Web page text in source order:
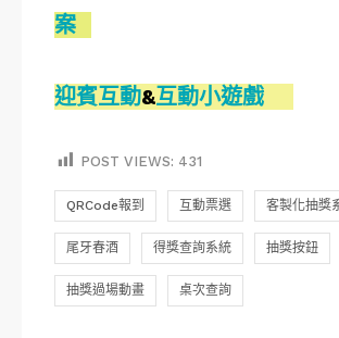
案
迎賓互動&互動小遊戲
POST VIEWS: 431
QRCode報到 互動票選 客製化抽獎
尾牙春酒 得獎查詢系統 抽獎按鈕
抽獎過場動畫 桌次查詢